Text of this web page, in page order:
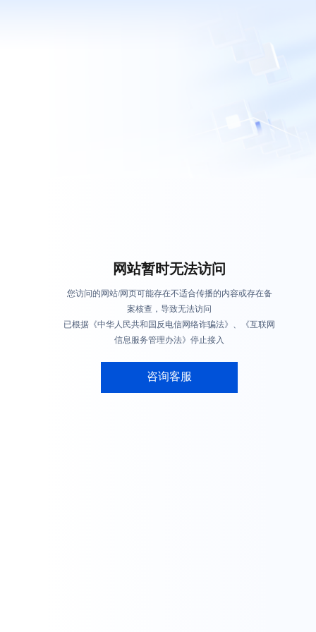
网站暂时无法访问
您访问的网站/网页可能存在不适合传播的内容或存在备
案核查，导致无法访问
已根据《中华人民共和国反电信网络诈骗法》、《互联网
信息服务管理办法》停止接入
咨询客服